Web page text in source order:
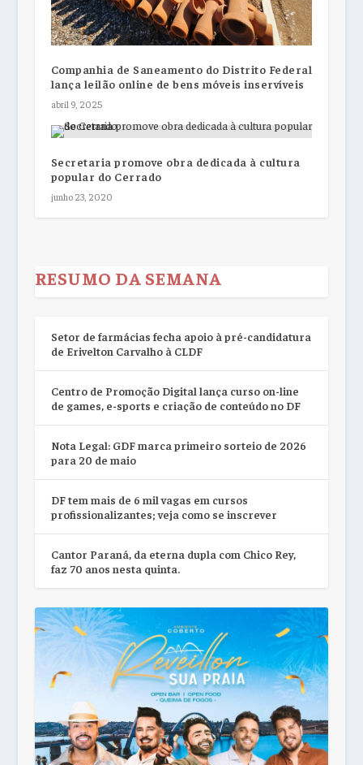
Companhia de Saneamento do Distrito Federal
lança leilão online de bens móveis inservíveis
abril 9, 2025
Secretaria promove obra dedicada à cultura
popular do Cerrado
junho 23, 2020
RESUMO DA SEMANA
Setor de farmácias fecha apoio à pré-candidatura
de Erivelton Carvalho à CLDF
Centro de Promoção Digital lança curso on-line
de games, e-sports e criação de conteúdo no DF
Nota Legal: GDF marca primeiro sorteio de 2026
para 20 de maio
DF tem mais de 6 mil vagas em cursos
profissionalizantes; veja como se inscrever
Cantor Paraná, da eterna dupla com Chico Rey,
faz 70 anos nesta quinta.